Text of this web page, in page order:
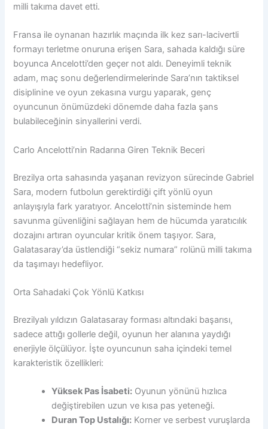
milli takıma davet etti.
Fransa ile oynanan hazırlık maçında ilk kez sarı-lacivertli
formayı terletme onuruna erişen Sara, sahada kaldığı süre
boyunca Ancelotti’den geçer not aldı. Deneyimli teknik
adam, maç sonu değerlendirmelerinde Sara’nın taktiksel
disiplinine ve oyun zekasına vurgu yaparak, genç
oyuncunun önümüzdeki dönemde daha fazla şans
bulabileceğinin sinyallerini verdi.
Carlo Ancelotti’nin Radarına Giren Teknik Beceri
Brezilya orta sahasında yaşanan revizyon sürecinde Gabriel
Sara, modern futbolun gerektirdiği çift yönlü oyun
anlayışıyla fark yaratıyor. Ancelotti’nin sisteminde hem
savunma güvenliğini sağlayan hem de hücumda yaratıcılık
dozajını artıran oyuncular kritik önem taşıyor. Sara,
Galatasaray’da üstlendiği “sekiz numara” rolünü milli takıma
da taşımayı hedefliyor.
Orta Sahadaki Çok Yönlü Katkısı
Brezilyalı yıldızın Galatasaray forması altındaki başarısı,
sadece attığı gollerle değil, oyunun her alanına yaydığı
enerjiyle ölçülüyor. İşte oyuncunun saha içindeki temel
karakteristik özellikleri:
Yüksek Pas İsabeti: Oyunun yönünü hızlıca
değiştirebilen uzun ve kısa pas yeteneği.
Duran Top Ustalığı: Korner ve serbest vuruşlarda